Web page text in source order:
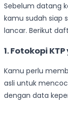
Sebelum datang
kamu sudah siap
lancar. Berikut
1. Fotokopi
Kamu perlu
asli untuk
dengan data